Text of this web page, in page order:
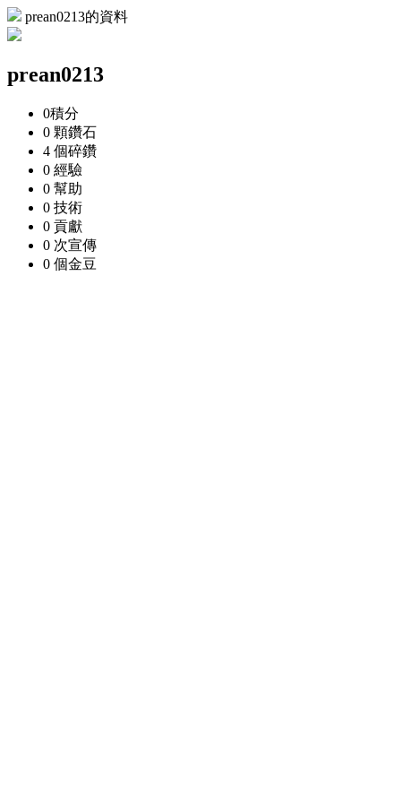
prean0213的資料
prean0213
0積分
0 顆鑽石
4 個碎鑽
0 經驗
0 幫助
0 技術
0 貢獻
0 次宣傳
0 個金豆